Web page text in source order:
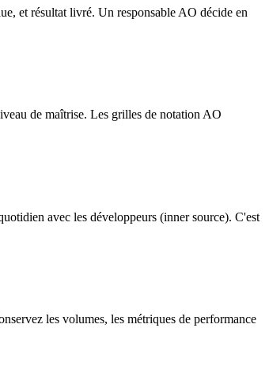
et résultat livré. Un responsable AO décide en
de maîtrise. Les grilles de notation AO
avec les développeurs (inner source). C'est
les volumes, les métriques de performance